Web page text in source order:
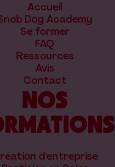
Accueil
Dog Academy
Se former
FAQ
Ressources
Avis
Contact
NOS
d'entreprise